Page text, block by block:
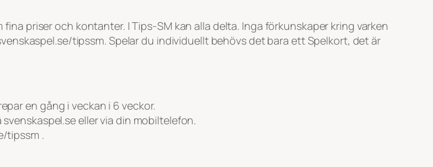
priser och kontanter. I Tips-SM kan alla delta. Inga förkunskaper kring varken
tipssm. Spelar du individuellt behövs det bara ett Spelkort, det är
en gång i veckan i 6 veckor.
eller via din mobiltelefon.
tipssm .